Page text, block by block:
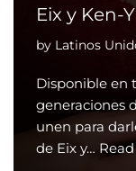
Eix y Ken-
by Latinos
Disponible en
generaciones
unen para
de Eix y…